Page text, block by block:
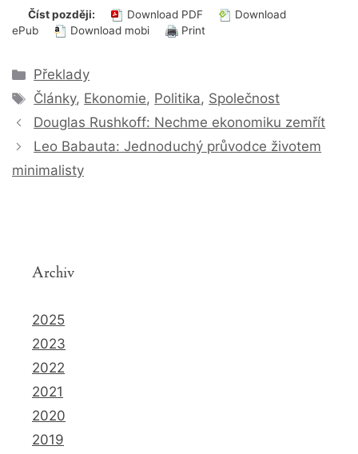
Číst později: Download PDF
Download
ePub
Download mobi Print
Rubriky
Překlady
Štítky
Články, Ekonomie, Politika, Společnost
Douglas Rushkoff: Nechme ekonomiku zemřít
Leo Babauta: Jednoduchý průvodce životem
minimalisty
Archiv
2025
2023
2022
2021
2020
2019